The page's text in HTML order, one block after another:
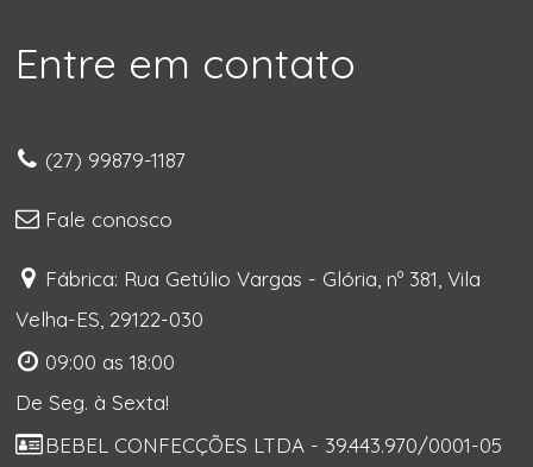
Entre em contato
(27) 99879-1187
Fale conosco
Fábrica: Rua Getúlio Vargas - Glória, nº 381, Vila
Velha-ES, 29122-030
09:00 as 18:00
De Seg. à Sexta!
BEBEL CONFECÇÕES LTDA - 39.443.970/0001-05